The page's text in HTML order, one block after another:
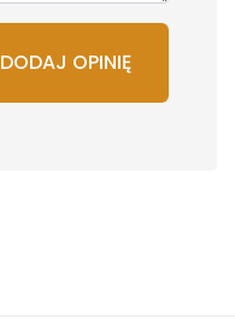
DODAJ OPINIĘ